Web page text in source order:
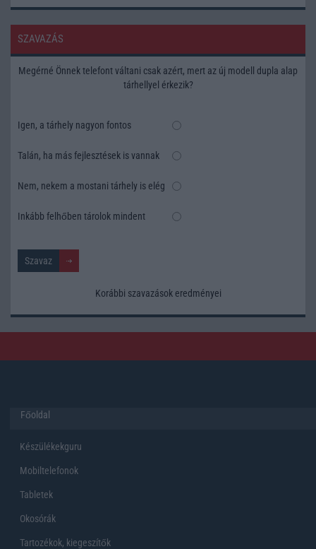
SZAVAZÁS
Megérné Önnek telefont váltani csak azért, mert az új modell dupla alap
tárhellyel érkezik?
Igen, a tárhely nagyon fontos
Talán, ha más fejlesztések is vannak
Nem, nekem a mostani tárhely is elég
Inkább felhőben tárolok mindent
Korábbi szavazások eredményei
Főoldal
Készülékekguru
Mobiltelefonok
Tabletek
Okosórák
Tartozékok, kiegeszítők